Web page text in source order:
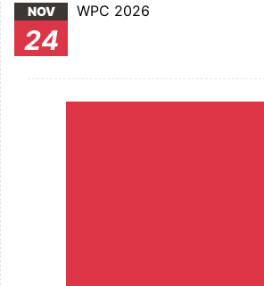
NOV
24
WPC 2026